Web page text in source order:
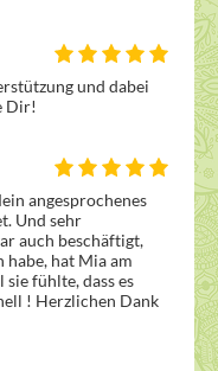
und dabei
Dir!
angesprochenes
Und sehr
auch beschäftigt,
habe, hat Mia am
fühlte, dass es
! Herzlichen Dank